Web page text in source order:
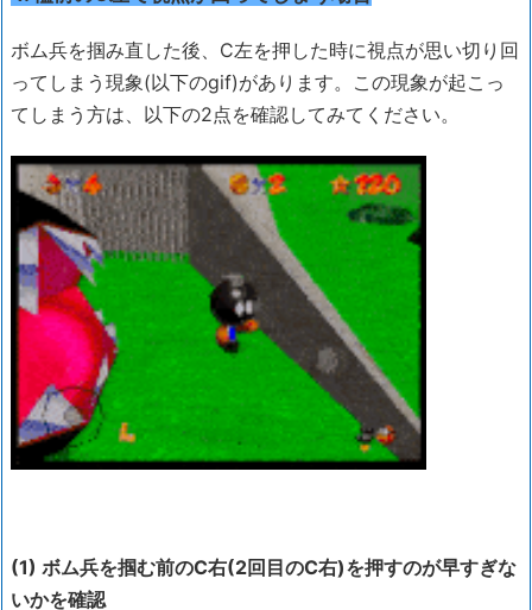
ボム兵を掴み直した後、C左を押した時に視点が思い切り回
ってしまう現象(以下のgif)があります。この現象が起こっ
てしまう方は、以下の2点を確認してみてください。
(1) ボム兵を掴む前のC右(2回目のC右)を押すのが早すぎな
いかを確認